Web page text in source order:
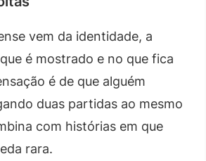
vem da identidade, a
é mostrado e no que fica
é de que alguém
duas partidas ao mesmo
com histórias em que
rara.